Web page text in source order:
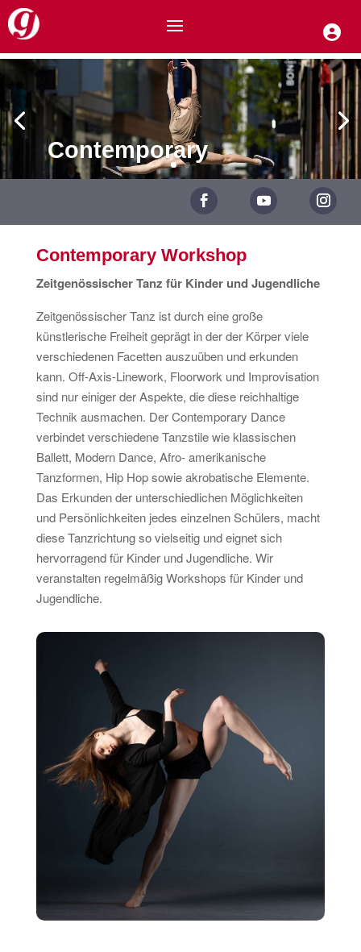
Contemporary
Contemporary Workshop
Zeitgenössischer Tanz für Kinder und Jugendliche
Zeitgenössischer Tanz ist durch eine große
künstlerische Freiheit geprägt in der der Körper viele
verschiedenen Facetten auszuüben und erkunden
kann. Off-Axis-Linework, Floorwork und Improvisation
sind nur einiger der Aspekte, die diese reichhaltige
Technik ausmachen. Der Contemporary Dance
verbindet verschiedene Tanzstile wie klassischen
Ballett, Modern Dance, Afro- amerikanische
Tanzformen, Hip Hop sowie akrobatische Elemente.
Das Erkunden der unterschiedlichen Möglichkeiten
und Persönlichkeiten jedes einzelnen Schülers, macht
diese Tanzrichtung so vielseitig und eignet sich
hervorragend für Kinder und Jugendliche. Wir
veranstalten regelmäßig Workshops für Kinder und
Jugendliche.